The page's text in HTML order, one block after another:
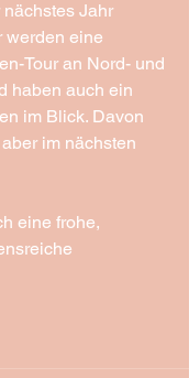
nächstes Jahr
werden eine
Tour an Nord- und
haben auch ein
im Blick. Davon
im nächsten
eine frohe,